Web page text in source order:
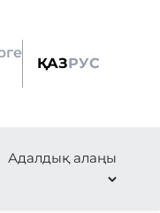
ҚАЗРУС
Адалдық алаңы